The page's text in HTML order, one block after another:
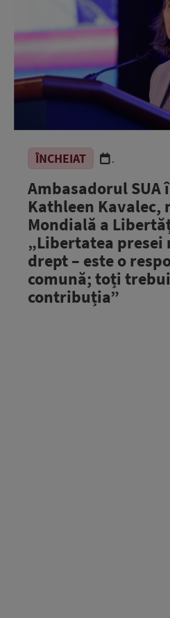
ÎNCHEIAT .
Ambasadorul SUA
Kathleen Kavalec,
Mondială a
„Libertatea presei
drept – este o
comună; toți
contribuția”